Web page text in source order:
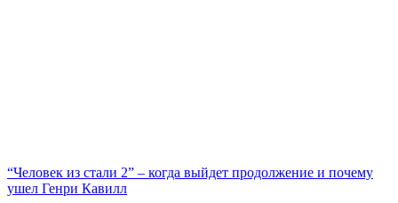
“Человек из стали 2” – когда выйдет продолжение и почему
ушел Генри Кавилл